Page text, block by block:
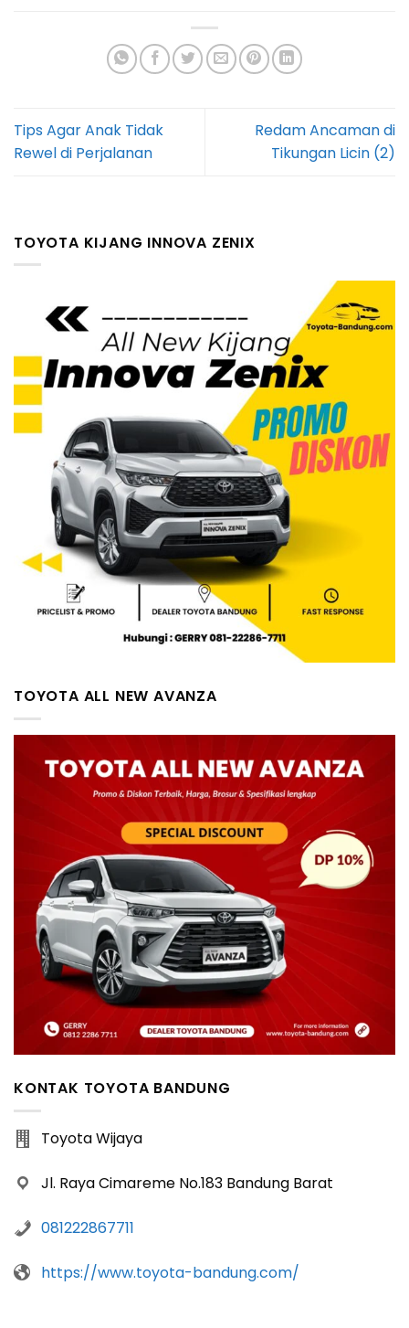
Tips Agar Anak Tidak
Rewel di Perjalanan
Redam Ancaman di
Tikungan Licin (2)
TOYOTA KIJANG INNOVA ZENIX
TOYOTA ALL NEW AVANZA
KONTAK TOYOTA BANDUNG
Toyota Wijaya
Jl. Raya Cimareme No.183 Bandung Barat
081222867711
https://www.toyota-bandung.com/